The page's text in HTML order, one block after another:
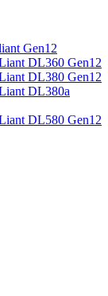
Gen12
DL360 Gen12
DL380 Gen12
DL380a
DL580 Gen12